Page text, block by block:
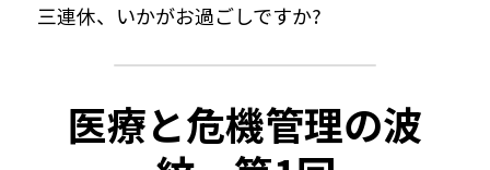
三連休、いかがお過ごしですか?
医療と危機管理の波